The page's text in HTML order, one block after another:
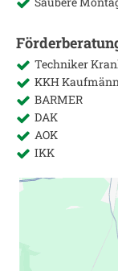
Techniker
KKH
BARMER
DAK
AOK
IKK